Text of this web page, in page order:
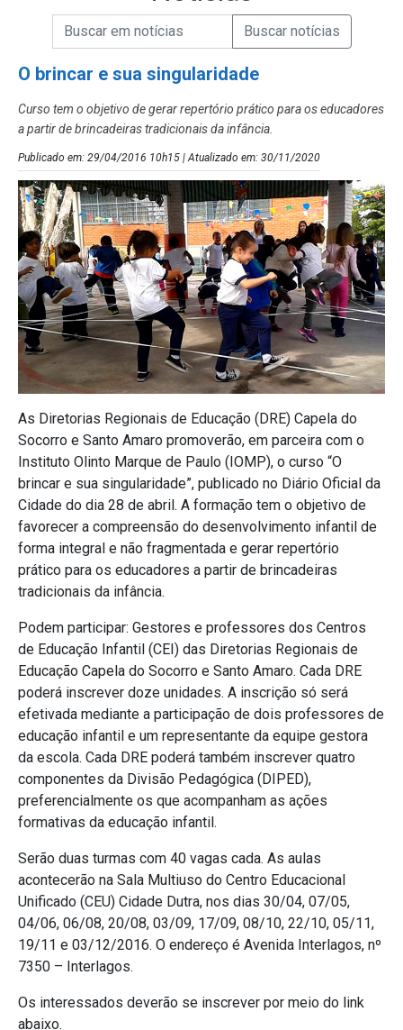
Campo de Busca de Notícias
Campo de Busca de informaçõesEnviar a Busca de Notícias
O brincar e sua singularidade
Curso tem o objetivo de gerar repertório prático para os educadores
a partir de brincadeiras tradicionais da infância.
Publicado em: 29/04/2016 10h15 | Atualizado em: 30/11/2020
As Diretorias Regionais de Educação (DRE) Capela do
Socorro e Santo Amaro promoverão, em parceira com o
Instituto Olinto Marque de Paulo (IOMP), o curso “O
brincar e sua singularidade”, publicado no Diário Oficial da
Cidade do dia 28 de abril. A formação tem o objetivo de
favorecer a compreensão do desenvolvimento infantil de
forma integral e não fragmentada e gerar repertório
prático para os educadores a partir de brincadeiras
tradicionais da infância.
Podem participar: Gestores e professores dos Centros
de Educação Infantil (CEI) das Diretorias Regionais de
Educação Capela do Socorro e Santo Amaro. Cada DRE
poderá inscrever doze unidades. A inscrição só será
efetivada mediante a participação de dois professores de
educação infantil e um representante da equipe gestora
da escola. Cada DRE poderá também inscrever quatro
componentes da Divisão Pedagógica (DIPED),
preferencialmente os que acompanham as ações
formativas da educação infantil.
Serão duas turmas com 40 vagas cada. As aulas
acontecerão na Sala Multiuso do Centro Educacional
Unificado (CEU) Cidade Dutra, nos dias 30/04, 07/05,
04/06, 06/08, 20/08, 03/09, 17/09, 08/10, 22/10, 05/11,
19/11 e 03/12/2016. O endereço é Avenida Interlagos, nº
7350 – Interlagos.
Os interessados deverão se inscrever por meio do link
abaixo.